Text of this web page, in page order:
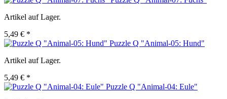
Artikel auf Lager.
5,49 € *
Puzzle Q "Animal-05: Hund"
Artikel auf Lager.
5,49 € *
Puzzle Q "Animal-04: Eule"